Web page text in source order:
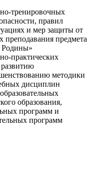
тренировочных
правил
и мер защиты от
преподавания предмета
Родины»
практических
методики
дисциплин
образования,
программ и
программ